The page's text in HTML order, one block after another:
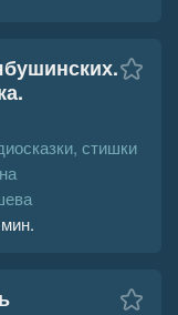
стишки